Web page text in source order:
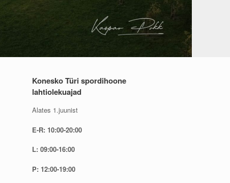
Konesko Türi spordihoone
lahtiolekuajad
Alates 1.juunist
E-R: 10:00-20:00
L: 09:00-16:00
P: 12:00-19:00